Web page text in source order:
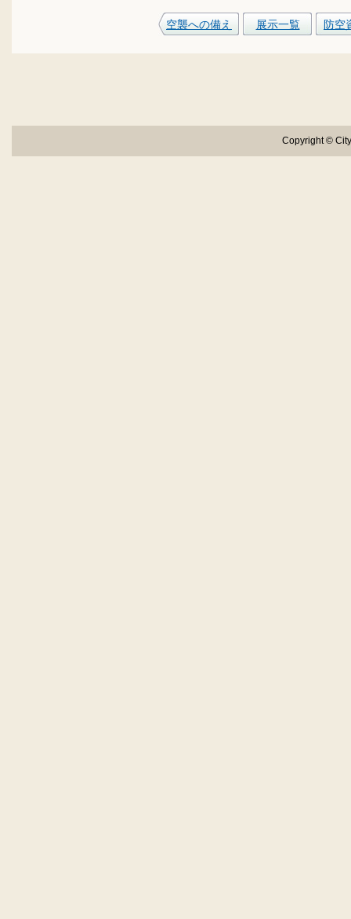
空襲への備え 展示一覧 防空
Copyright ©